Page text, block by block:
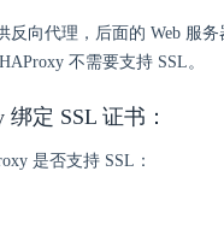
反向代理，后面的 Web 服务
不需要支持 SSL。
定 SSL 证书：
是否支持 SSL：